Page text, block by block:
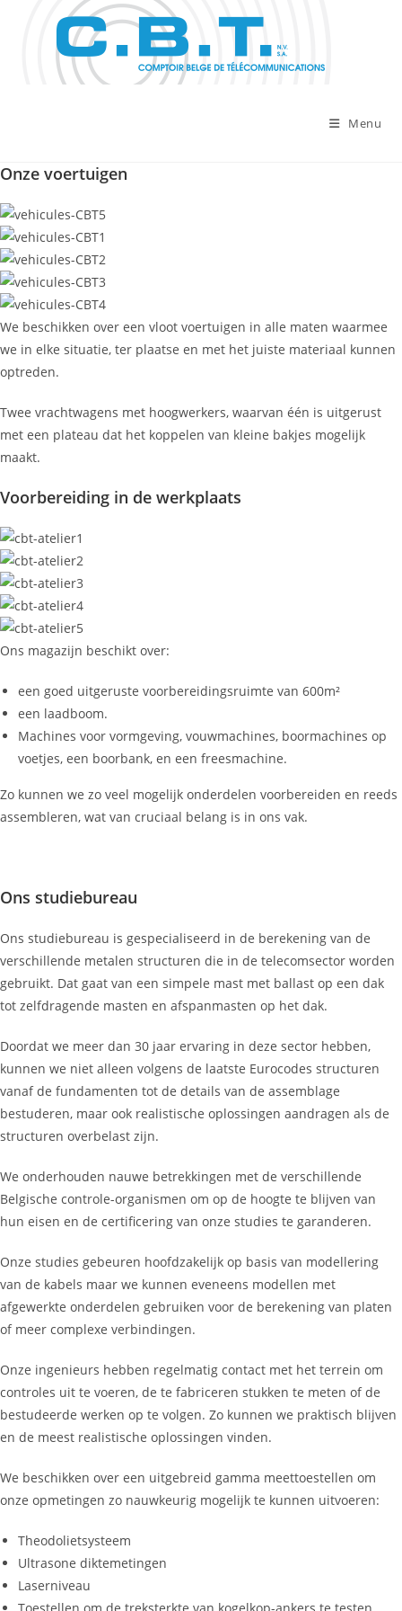
Menu
Onze voertuigen
We beschikken over een vloot voertuigen in alle maten waarmee
we in elke situatie, ter plaatse en met het juiste materiaal kunnen
optreden.
Twee vrachtwagens met hoogwerkers, waarvan één is uitgerust
met een plateau dat het koppelen van kleine bakjes mogelijk
maakt.
Voorbereiding in de werkplaats
Ons magazijn beschikt over:
een goed uitgeruste voorbereidingsruimte van 600m²
een laadboom.
Machines voor vormgeving, vouwmachines, boormachines op
voetjes, een boorbank, en een freesmachine.
Zo kunnen we zo veel mogelijk onderdelen voorbereiden en reeds
assembleren, wat van cruciaal belang is in ons vak.
Ons studiebureau
Ons studiebureau is gespecialiseerd in de berekening van de
verschillende metalen structuren die in de telecomsector worden
gebruikt. Dat gaat van een simpele mast met ballast op een dak
tot zelfdragende masten en afspanmasten op het dak.
Doordat we meer dan 30 jaar ervaring in deze sector hebben,
kunnen we niet alleen volgens de laatste Eurocodes structuren
vanaf de fundamenten tot de details van de assemblage
bestuderen, maar ook realistische oplossingen aandragen als de
structuren overbelast zijn.
We onderhouden nauwe betrekkingen met de verschillende
Belgische controle-organismen om op de hoogte te blijven van
hun eisen en de certificering van onze studies te garanderen.
Onze studies gebeuren hoofdzakelijk op basis van modellering
van de kabels maar we kunnen eveneens modellen met
afgewerkte onderdelen gebruiken voor de berekening van platen
of meer complexe verbindingen.
Onze ingenieurs hebben regelmatig contact met het terrein om
controles uit te voeren, de te fabriceren stukken te meten of de
bestudeerde werken op te volgen. Zo kunnen we praktisch blijven
en de meest realistische oplossingen vinden.
We beschikken over een uitgebreid gamma meettoestellen om
onze opmetingen zo nauwkeurig mogelijk te kunnen uitvoeren:
Theodolietsysteem
Ultrasone diktemetingen
Laserniveau